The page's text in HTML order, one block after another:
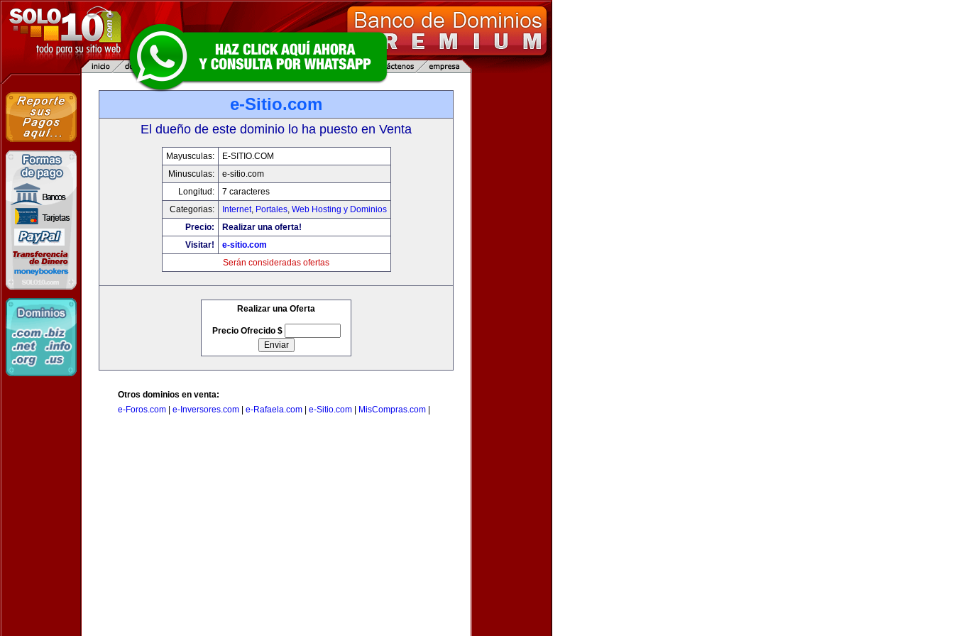
e-Sitio.com
El dueño de este dominio lo ha puesto en Venta
Mayusculas:
E-SITIO.COM
Minusculas:
e-sitio.com
Longitud:
7 caracteres
Categorias:
Internet, Portales, Web Hosting y Dominios
Precio:
Realizar una oferta!
Visitar!
e-sitio.com
Serán consideradas ofertas
Realizar una Oferta
Precio Ofrecido $
Otros dominios en venta:
e-Foros.com
e-Inversores.com e-Rafaela.com e-Sitio.com MisCompras.com